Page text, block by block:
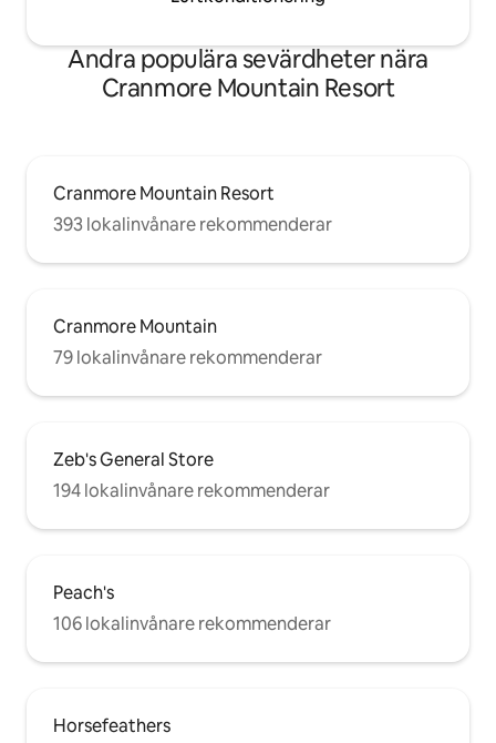
Andra populära sevärdheter nära
Cranmore Mountain Resort
Cranmore Mountain Resort
393 lokalinvånare rekommenderar
Cranmore Mountain
79 lokalinvånare rekommenderar
Zeb's General Store
194 lokalinvånare rekommenderar
Peach's
106 lokalinvånare rekommenderar
Horsefeathers